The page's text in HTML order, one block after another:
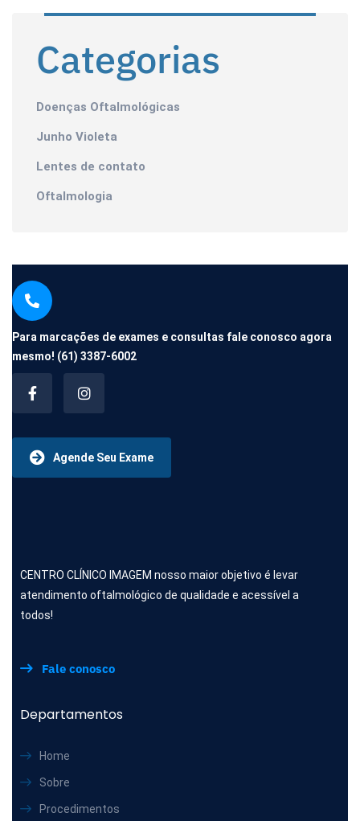
Categorias
Doenças Oftalmológicas
Junho Violeta
Lentes de contato
Oftalmologia
Para marcações de exames e consultas fale conosco agora
mesmo! (61) 3387-6002
Agende Seu Exame
CENTRO CLÍNICO IMAGEM nosso maior objetivo é levar
atendimento oftalmológico de qualidade e acessível a
todos!
Fale conosco
Departamentos
Home
Sobre
Procedimentos